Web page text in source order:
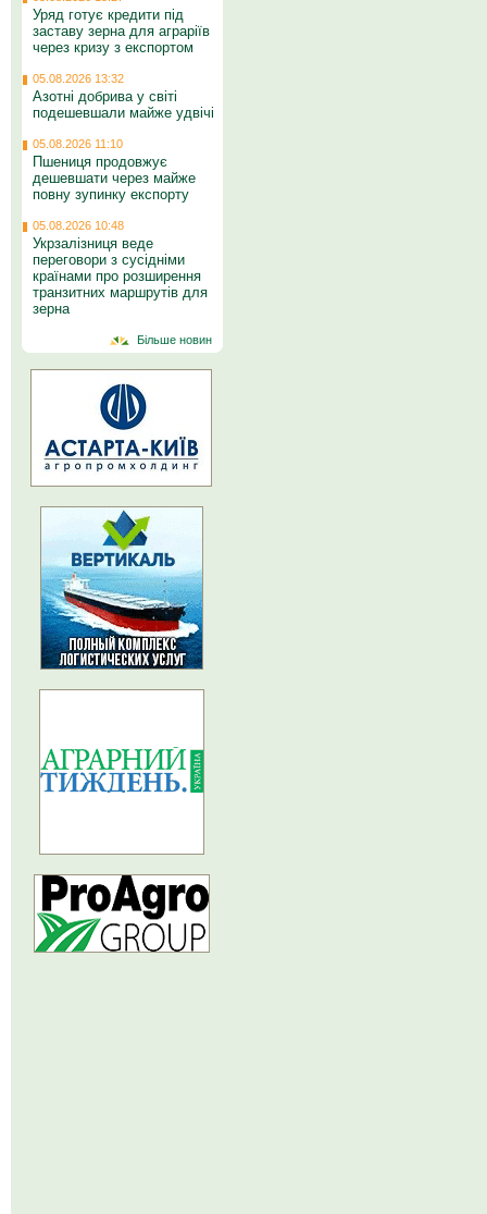
Уряд готує кредити під
заставу зерна для аграріїв
через кризу з експортом
05.08.2026 13:32
Азотні добрива у світі
подешевшали майже удвічі
05.08.2026 11:10
Пшениця продовжує
дешевшати через майже
повну зупинку експорту
05.08.2026 10:48
Укрзалізниця веде
переговори з сусідніми
країнами про розширення
транзитних маршрутів для
зерна
Більше новин